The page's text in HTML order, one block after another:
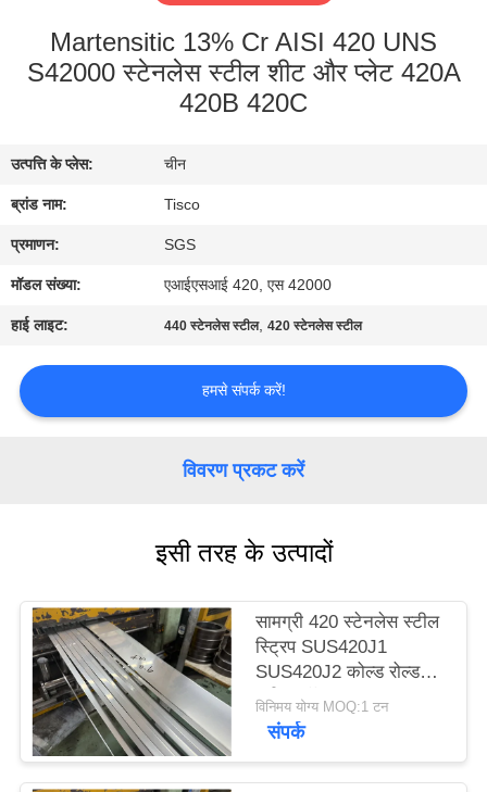
कारखाना
गुणवत्ता
नियंत्रण
संपर्क
करें
एक
उद्धरण
साइटमैप
PRIVACY
POLICY
Martensitic 13% Cr AISI 420 UNS
S42000 स्टेनलेस स्टील शीट और प्लेट 420A
420B 420C
उत्पत्ति के प्लेस: चीन
ब्रांड नाम: Tisco
प्रमाणन: SGS
मॉडल संख्या: एआईएसआई 420, एस 42000
हाई लाइट: 440 स्टेनलेस स्टील,420 स्टेनलेस स्टील
हमसे संपर्क करें!
विवरण प्रकट करें
इसी तरह के उत्पादों
सामग्री 420 स्टेनलेस स्टील
स्ट्रिप SUS420J1
SUS420J2 कोल्ड रोल्ड
स्टील कॉइल
विनिमय योग्य MOQ:1 टन
संपर्क